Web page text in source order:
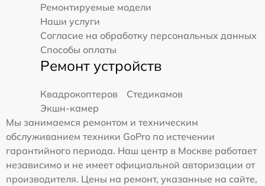
Ремонтируемые модели
Наши услуги
Согласие на обработку персональных данных
Способы оплаты
Ремонт устройств
Квадрокоптеров
Стедикамов
Экшн-камер
Мы занимаемся ремонтом и техническим
обслуживанием техники GoPro по истечении
гарантийного периода. Наш центр в Москве работает
независимо и не имеет официальной авторизации от
производителя. Цены на ремонт, указанные на сайте,